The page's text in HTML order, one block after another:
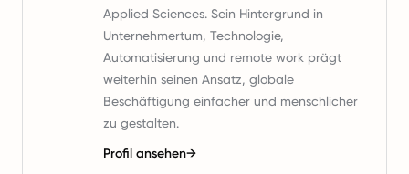
Applied Sciences. Sein Hintergrund in
Unternehmertum, Technologie,
Automatisierung und remote work prägt
weiterhin seinen Ansatz, globale
Beschäftigung einfacher und menschlicher
zu gestalten.
Profil ansehen→